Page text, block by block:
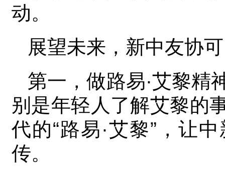
动。
展望未来，新中友协
第一，做路易·艾黎精
别是年轻人了解艾黎的
代的“路易·艾黎”，让
传。